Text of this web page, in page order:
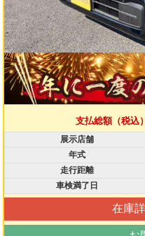
支払総額（税込）
展示店舗
年式
走行距離
車検満了日
在庫